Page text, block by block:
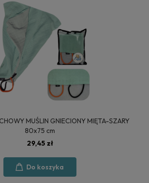
MUŚLIN GNIECIONY MIĘTA-SZARY
80x75 cm
29,45 zł
Do koszyka